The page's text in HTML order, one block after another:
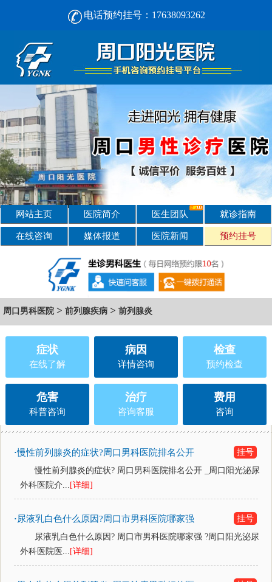
电话预约挂号：17638093262
周口男人看男科， [选对不选贵] 正规男科，看诊安心-周口阳光男科医院
网站主页 医院简介 医生团队 就诊指南
在线咨询 媒体报道 医院新闻 预约挂号
周口男科医院 > 前列腺疾病 > 前列腺炎
症状
在线了解
病因
详情咨询
检查
预约检查
危害
科普咨询
治疗
咨询客服
费用
咨询
·慢性前列腺炎的症状?周口男科医院排名公开
挂号
慢性前列腺炎的症状? 周口男科医院排名公开 _周口阳光泌尿
外科医院介... [详细]
· 尿液乳白色什么原因?周口市男科医院哪家强
挂号
尿液乳白色什么原因? 周口市男科医院哪家强 ?周口阳光泌尿
外科医院医... [详细]